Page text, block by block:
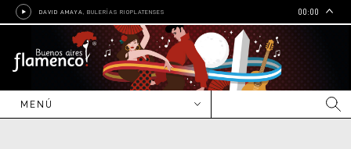
DAVID AMAYA , BULERÍAS RIOPLATENSES 00:00
MENÚ